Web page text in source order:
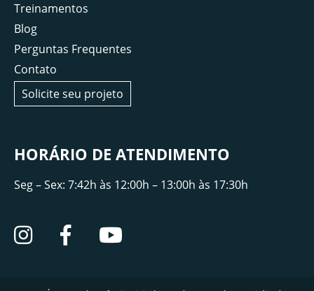
Treinamentos
Blog
Perguntas Frequentes
Contato
Solicite seu projeto
HORÁRIO DE ATENDIMENTO
Seg – Sex: 7:42h às 12:00h – 13:00h às 17:30h